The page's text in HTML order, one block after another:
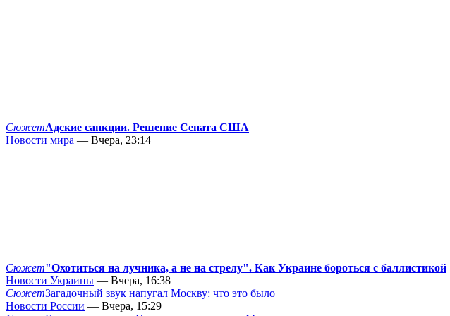
СюжетАдские санкции. Решение Сената США
Новости мира — Вчера, 23:14
Сюжет"Охотиться на лучника, а не на стрелу". Как Украине бороться с баллистикой
Новости Украины — Вчера, 16:38
СюжетЗагадочный звук напугал Москву: что это было
Новости России — Вчера, 15:29